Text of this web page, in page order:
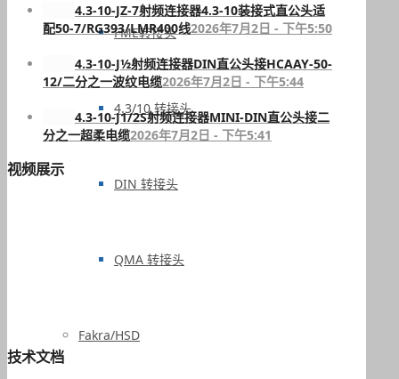
FME转接头
4.3/10 转接头
DIN 转接头
QMA 转接头
Fakra/HSD
4.3-10-JZ-7射频连接器4.3-10装接式直公头适
配50-7/RG393/LMR400线2026年7月2日 - 下午5:50
4.3-10-J½射频连接器DIN直公头接HCAAY-50-
12/二分之一波纹电缆2026年7月2日 - 下午5:44
4.3-10-J1/2S射频连接器MINI-DIN直公头接二
分之一超柔电缆2026年7月2日 - 下午5:41
视频展示
技术文档